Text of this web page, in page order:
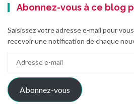
Abonnez-vous à ce blog
Saisissez votre adresse e-mail pour
recevoir une notification de chaque
mail
Abonnez-vous